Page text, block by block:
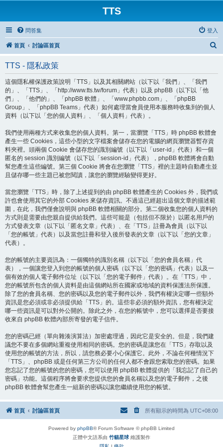
TTS
問答集 登入
首頁 討論區首頁
TTS - 隱私政策
這個隱私權保護政策說明「TTS」以及其相關網站（以下以「我們」、「我們
的」、「TTS」、「http://www.tts.tw/forum」代表）以及 phpBB（以下以「他
們」、「他們的」、「phpBB 軟體」、「www.phpbb.com」、「phpBB
Group」、「phpBB Teams」代表）如何處理當會員使用本服務時收集到的個人
資料（以下以「您的個人資料」、「個人資料」代表）。
我們使用兩種方式來收集您的個人資料。第一，當瀏覽「TTS」時 phpBB 軟體會
產生一些 Cookies，這些小型的文字檔案會儲存在您的電腦的網頁瀏覽器暫存資
料夾裡。頭兩個 Cookie 會儲存您的識別編號（以下以「user-id」代表）和一個
匿名的 session 識別編號（以下以「session-id」代表），phpBB 軟體將會自動
幫您產生這些編號。第三個 Cookie 將會在您瀏覽「TTS」裡的主題時自動產生並
且儲存哪一些主題已被您閱讀，讓您的瀏覽經驗變得更好。
當您瀏覽「TTS」時，除了上述提到的由 phpBB 軟體產生的 Cookies 外，我們或
許也會使用其它的外部 Cookies 來儲存資訊。不過這已經超出這個文章的描述範
圍，在此，我們僅會說明與 phpBB 軟體相關的部分。第二個收集您的個人資料的
方式則是需要由您親自提供給我們。這些可能是（包括但不限於）以匿名用戶的
方式發表文章（以下以「匿名文章」代表）、在「TTS」註冊為會員（以下以
「您的帳號」代表）以及當您註冊和登入後所發表的文章（以下以「您的文章」
代表）。
您的帳號的主要資訊為：一個獨特的識別名稱（以下以「您的會員名稱」代
表），一個讓您登入到您的帳號的個人密碼（以下以「您的密碼」代表）以及一
個有效的個人電子郵件位址（以下以「您的電子郵件」代表）。在「TTS」中，
您的帳號所包含的個人資料是由這個網站所在國家或地域的資料保護法所保護。
除了您的會員名稱、您的密碼以及您的電子郵件以外，我們有權決定哪一些額外
資訊是您必須或非必須提供給「TTS」的。這些非必須的額外資訊，您有權決定
哪一些資訊是可以對外公開的。除此之外，在您的帳號中，您可以選擇是否要接
收來自 phpBB 軟體內部所寄發的電子信件。
您的密碼已經（單向雜湊演算法）加密處理過，因此它是安全的。但是，我們建
議您不要在多個網站重複使用相同的密碼。您的密碼是讓您在「TTS」存取以及
使用您的帳號的方法，所以，請您務必要小心保護它。此外，不論在何種情況下
「TTS」、phpBB 或是任何第三方公司的任何人都不會跟您索取您的密碼。如果
您忘記了您的帳號的您的密碼，您可以使用 phpBB 軟體提供的「我忘記了自己的
密碼」功能。這個程序將會要求您提供您的會員名稱以及您的電子郵件，之後
phpBB 軟體會幫您產生一組新的密碼以讓您繼續使用您的帳號。
首頁 討論區首頁 所有顯示的時間為 UTC+08:00
Powered by phpBB® Forum Software © phpBB Limited
正體中文語系由 竹貓星球 維護製作